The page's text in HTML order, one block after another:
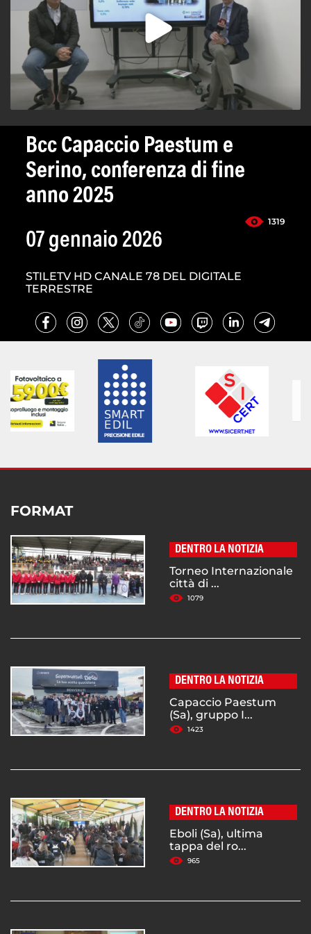
Bcc Capaccio Paestum e
Serino, conferenza di fine
anno 2025
1319
07 gennaio 2026
STILETV HD CANALE 78 DEL DIGITALE
TERRESTRE
FORMAT
DENTRO LA NOTIZIA
Torneo Internazionale
città di ...
1079
DENTRO LA NOTIZIA
Capaccio Paestum
(Sa), gruppo I...
1423
DENTRO LA NOTIZIA
Eboli (Sa), ultima
tappa del ro...
965